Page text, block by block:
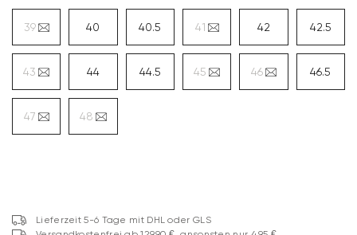
39 40 40.5 41 42 42.5
43 44 44.5 45 46 46.5
47 48
Lieferzeit 5-6 Tage mit DHL oder GLS